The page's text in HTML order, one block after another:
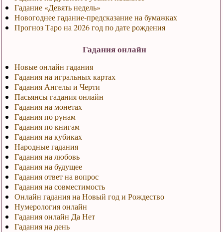
Гадание «Девять недель»
Новогоднее гадание-предсказание на бумажках
Прогноз Таро на 2026 год по дате рождения
Гадания онлайн
Новые онлайн гадания
Гадания на игральных картах
Гадания Ангелы и Черти
Пасьянсы гадания онлайн
Гадания на монетах
Гадания по рунам
Гадания по книгам
Гадания на кубиках
Народные гадания
Гадания на любовь
Гадания на будущее
Гадания ответ на вопрос
Гадания на совместимость
Онлайн гадания на Новый год и Рождество
Нумерология онлайн
Гадания онлайн Да Нет
Гадания на день